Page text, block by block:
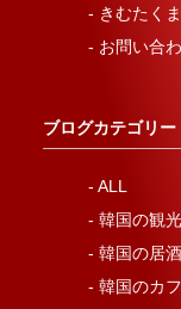
- きむたく
- お問い合
ブログカテゴリー
- ALL
- 韓国の観
- 韓国の居
- 韓国のカ